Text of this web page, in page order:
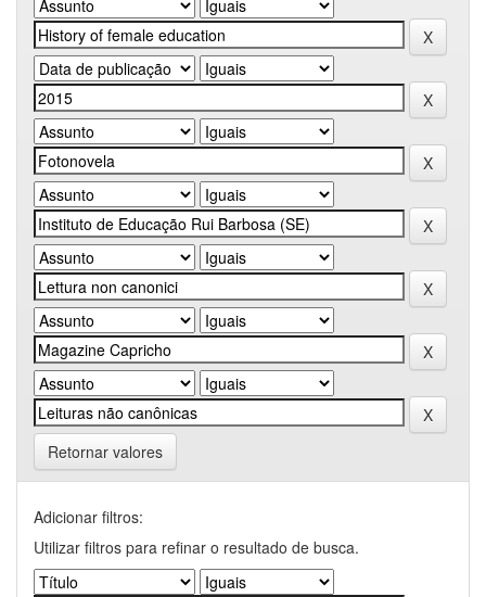
Retornar valores
Adicionar filtros:
Utilizar filtros para refinar o resultado de busca.